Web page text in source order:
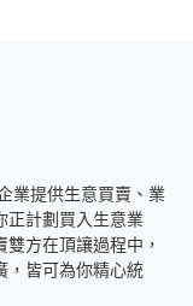
業提供生意買賣、業
正計劃買入生意業
方在頂讓過程中，
，皆可為你精心統